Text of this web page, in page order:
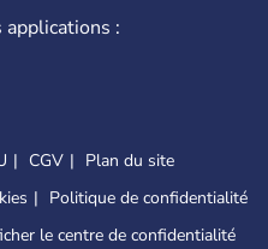
applications :
CGV
Plan du site
Politique de confidentialité
le centre de confidentialité